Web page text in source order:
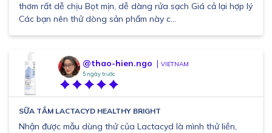
thơm rất dễ chịu Bọt mịn, dễ dàng rửa sạch Giá cả lại hợp lý
Các bạn nên thử dòng sản phẩm này c...
@thao-hien.ngo VIETNAM
5 ngày trước
SỮA TẮM LACTACYD HEALTHY BRIGHT
Nhận được mẫu dùng thử của Lactacyd là mình thử liền,